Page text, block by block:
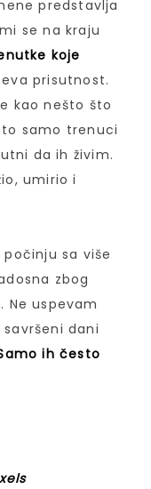
predstavlja
se na kraju
koje
prisutnost.
kao nešto što
samo trenuci
da ih živim.
umirio i
sa više
zbog
Ne uspevam
dani
ih često